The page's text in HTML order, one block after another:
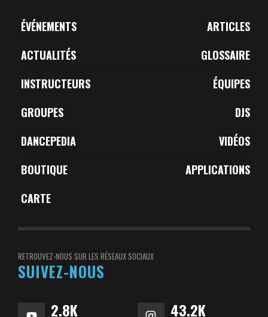
ARTICLES
ÉVÉNEMENTS
GLOSSAIRE
ACTUALITÉS
ÉQUIPES
INSTRUCTEURS
DJS
GROUPES
VIDÉOS
DANCEPEDIA
APPLICATIONS
BOUTIQUE
CARTE
RETROUVEZ-NOUS SUR LES RÉSEAUX SOCIAUX
SUIVEZ-NOUS
2.8K 43.2K